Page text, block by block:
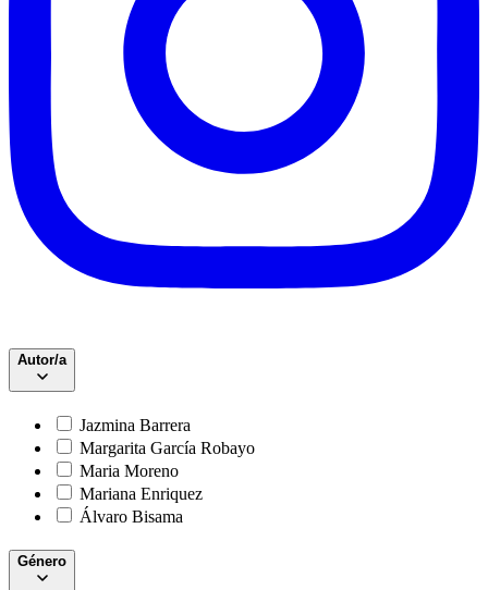
Autor/a
Jazmina Barrera
Margarita García Robayo
Maria Moreno
Mariana Enriquez
Álvaro Bisama
Género